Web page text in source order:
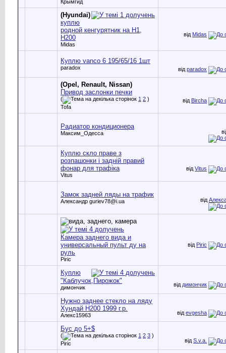
Крымгид
(Hyundai)
куплю
родной кенгурятник на H1,
H200
Midas
від Midas
Куплю vanco 6 195/65/16 1шт
paradox від paradox
(Opel, Renault, Nissan)
Привод заслонки печки
( 1 2 )
Tofa
від Bircha
Радиатор кондиционера
Максим_Одесса
Куплю скло праве з
розпашонки і задній правий
фонар для трафіка
Vitus
від Vitus
Замок задней ляды на трафик
Александр guriev78@i.ua від
Камера заднего вида и
универсальный пульт ду на
руль
Piric
від Piric
Куплю
"Каблучок,Пирожок"
димончик від димончик
Нужно заднее стекло на ляду
Хундай Н200 1999 г.р.
Алекс15963 від evgesha
Бус до 5+$
( 1 2 3 )
Piric
від S.v.a.